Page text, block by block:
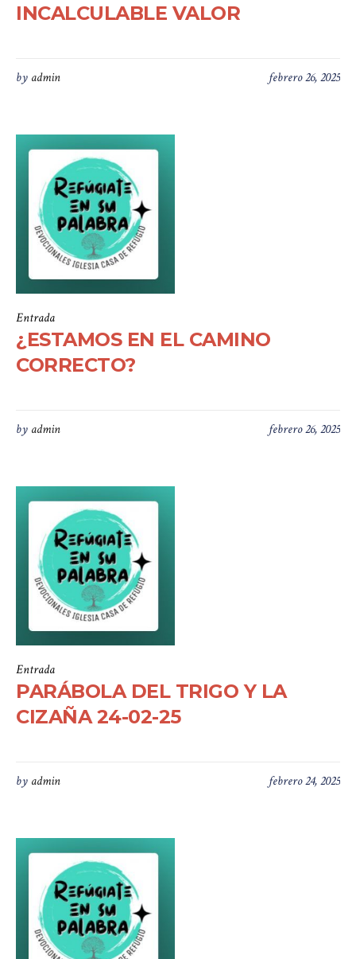
INCALCULABLE VALOR
febrero 26, 2025
by admin
Entrada
¿ESTAMOS EN EL CAMINO
CORRECTO?
febrero 26, 2025
by admin
Entrada
PARÁBOLA DEL TRIGO Y LA
CIZAÑA 24-02-25
febrero 24, 2025
by admin